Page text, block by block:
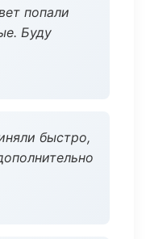
попали
Буду
быстро,